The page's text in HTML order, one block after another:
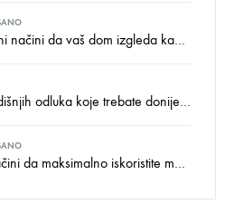
Jednostavni načini da vaš dom izgleda kao salon namještaja
5 novogodišnjih odluka koje trebate donijeti u vezi izgleda doma
Odlični načini da maksimalno iskoristite male prostore